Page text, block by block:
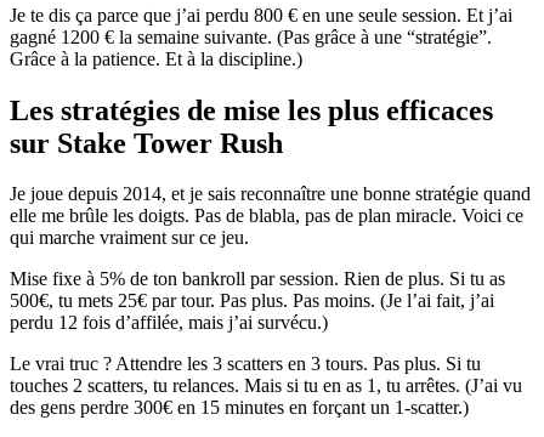
Je te dis ça parce que j’ai perdu 800 € en une seule session. Et j’ai
gagné 1200 € la semaine suivante. (Pas grâce à une “stratégie”.
Grâce à la patience. Et à la discipline.)
Les stratégies de mise les plus efficaces
sur Stake Tower Rush
Je joue depuis 2014, et je sais reconnaître une bonne stratégie quand
elle me brûle les doigts. Pas de blabla, pas de plan miracle. Voici ce
qui marche vraiment sur ce jeu.
Mise fixe à 5% de ton bankroll par session. Rien de plus. Si tu as
500€, tu mets 25€ par tour. Pas plus. Pas moins. (Je l’ai fait, j’ai
perdu 12 fois d’affilée, mais j’ai survécu.)
Le vrai truc ? Attendre les 3 scatters en 3 tours. Pas plus. Si tu
touches 2 scatters, tu relances. Mais si tu en as 1, tu arrêtes. (J’ai vu
des gens perdre 300€ en 15 minutes en forçant un 1-scatter.)